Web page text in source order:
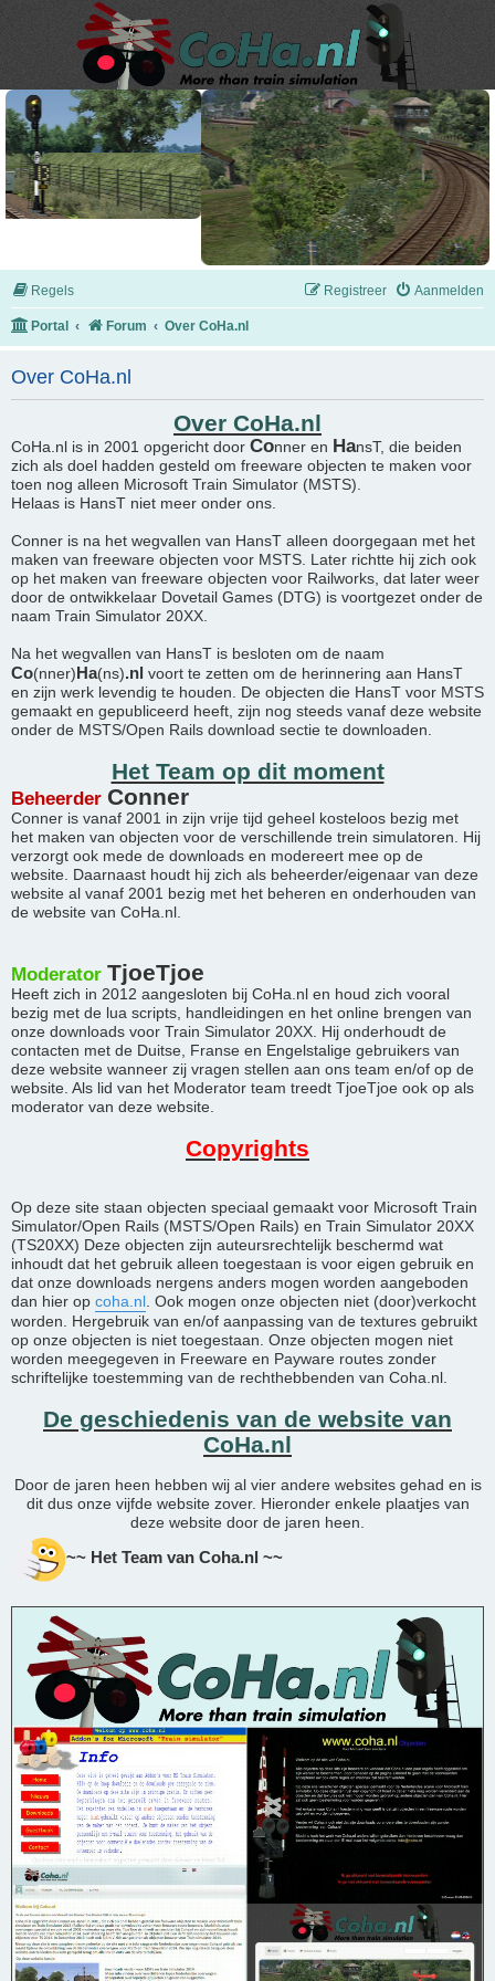
Regels Aanmelden
Registreer
Portal Forum Over CoHa.nl
Over CoHa.nl
Over CoHa.nl
CoHa.nl is in 2001 opgericht door Conner en HansT, die beiden
zich als doel hadden gesteld om freeware objecten te maken voor
toen nog alleen Microsoft Train Simulator (MSTS).
Helaas is HansT niet meer onder ons.
Conner is na het wegvallen van HansT alleen doorgegaan met het
maken van freeware objecten voor MSTS. Later richtte hij zich ook
op het maken van freeware objecten voor Railworks, dat later weer
door de ontwikkelaar Dovetail Games (DTG) is voortgezet onder de
naam Train Simulator 20XX.
Na het wegvallen van HansT is besloten om de naam
Co(nner)Ha(ns).nl voort te zetten om de herinnering aan HansT
en zijn werk levendig te houden. De objecten die HansT voor MSTS
gemaakt en gepubliceerd heeft, zijn nog steeds vanaf deze website
onder de MSTS/Open Rails download sectie te downloaden.
Het Team op dit moment
Beheerder Conner
Conner is vanaf 2001 in zijn vrije tijd geheel kosteloos bezig met
het maken van objecten voor de verschillende trein simulatoren. Hij
verzorgt ook mede de downloads en modereert mee op de
website. Daarnaast houdt hij zich als beheerder/eigenaar van deze
website al vanaf 2001 bezig met het beheren en onderhouden van
de website van CoHa.nl.
Moderator TjoeTjoe
Heeft zich in 2012 aangesloten bij CoHa.nl en houd zich vooral
bezig met de lua scripts, handleidingen en het online brengen van
onze downloads voor Train Simulator 20XX. Hij onderhoudt de
contacten met de Duitse, Franse en Engelstalige gebruikers van
deze website wanneer zij vragen stellen aan ons team en/of op de
website. Als lid van het Moderator team treedt TjoeTjoe ook op als
moderator van deze website.
Copyrights
Op deze site staan objecten speciaal gemaakt voor Microsoft Train
Simulator/Open Rails (MSTS/Open Rails) en Train Simulator 20XX
(TS20XX) Deze objecten zijn auteursrechtelijk beschermd wat
inhoudt dat het gebruik alleen toegestaan is voor eigen gebruik en
dat onze downloads nergens anders mogen worden aangeboden
dan hier op coha.nl . Ook mogen onze objecten niet (door)verkocht
worden. Hergebruik van en/of aanpassing van de textures gebruikt
op onze objecten is niet toegestaan. Onze objecten mogen niet
worden meegegeven in Freeware en Payware routes zonder
schriftelijke toestemming van de rechthebbenden van Coha.nl.
De geschiedenis van de website van
CoHa.nl
Door de jaren heen hebben wij al vier andere websites gehad en is
dit dus onze vijfde website zover. Hieronder enkele plaatjes van
deze website door de jaren heen.
~~ Het Team van Coha.nl ~~